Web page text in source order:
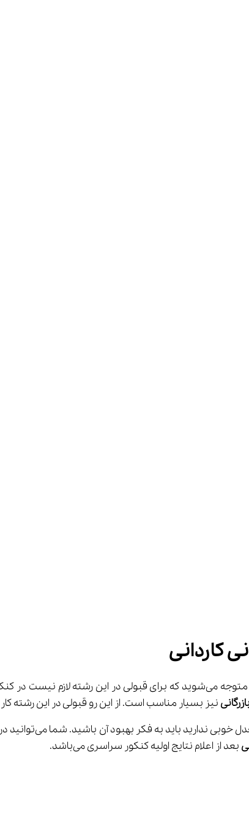
کاردانی
نگاهی بیندازید، متوجه می‌شوید که برای قبولی در این
نیز بسیار مناسب است. از این رو قبولی در این رشته
بعد از اعلام نتایج اولیه کنکور سراسری می‌باشد.